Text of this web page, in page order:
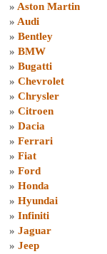
» Aston Martin
» Audi
» Bentley
» BMW
» Bugatti
» Chevrolet
» Chrysler
» Citroen
» Dacia
» Ferrari
» Fiat
» Ford
» Honda
» Hyundai
» Infiniti
» Jaguar
» Jeep